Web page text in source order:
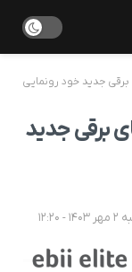
جدید خود رونمایی
برقی جدید